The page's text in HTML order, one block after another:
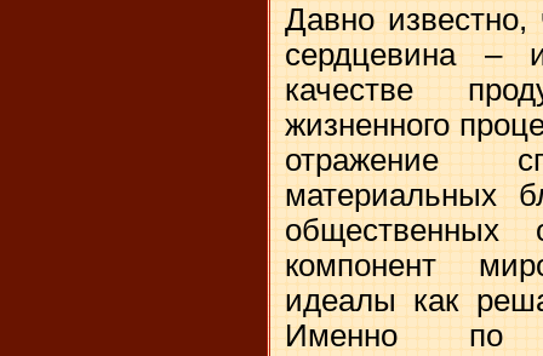
Давно известно,
сердцевина –
качестве
жизненного
отражение
материальных
общественных
компонент
идеалы как
Именно